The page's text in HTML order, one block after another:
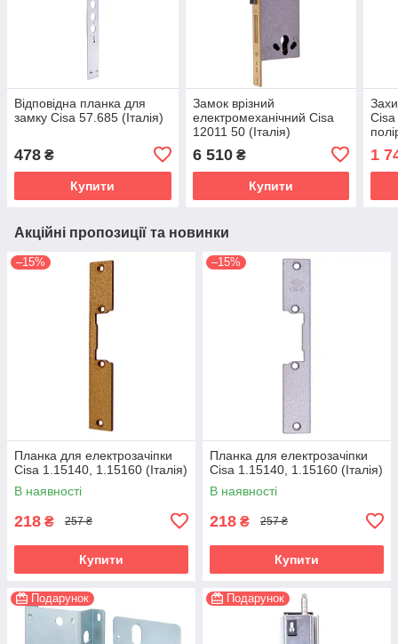
Відповідна планка для
замку Cisa 57.685 (Італія)
478 ₴
Купити
Замок врізний
електромеханічний Cisa
12011 50 (Італія)
6 510₴
Купити
Cisa
1
Акційні пропозиції та новинки
–15%
Планка для електрозачіпки
Cisa 1.15140, 1.15160 (Італія)
В наявності
218 ₴ 257 ₴
Купити
–15%
Планка для електрозачіпки
Cisa 1.15140, 1.15160 (Італія)
В наявності
218 ₴ 257 ₴
Купити
Подарунок Подарунок